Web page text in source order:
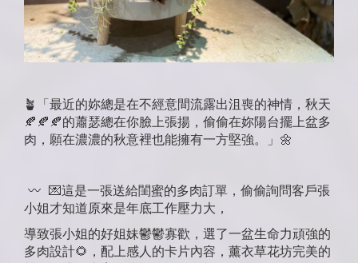
🪴 「最近的妳總是在不經意間流露出沮喪的神情，秋天
🍂 🍂 🍂的蕭瑟總在你臉上張揚，偷偷在妳陽台擺上盆多
肉，願在濃濃的秋意裡也能擁有一方堅強。」 🌼
〰️ 💌這是一張送給閨蜜的多肉訂單，偷偷詢問客戶張
小姐才知道原來是年底工作壓力大，
導致張小姐的好姐妹鬱鬱寡歡，選了一盆生命力頑強的
多肉設計🌻 ，配上感人的卡片內容，薰衣草花坊完美的